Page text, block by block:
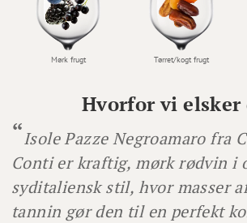
Hvorfor vi elsker
Isole Pazze Negroamaro fra
Conti er kraftig, mørk rødvin i
syditaliensk stil, hvor masser
tannin gør den til en perfekt
Mørk frugt Tørret/kogt frugt